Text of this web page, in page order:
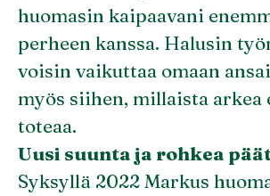
huomasin kaipaavani
perheen kanssa. Halusin
voisin vaikuttaa omaan
myös siihen, millaista arkea
toteaa.
Uusi suunta ja rohkea
Syksyllä 2022 Markus